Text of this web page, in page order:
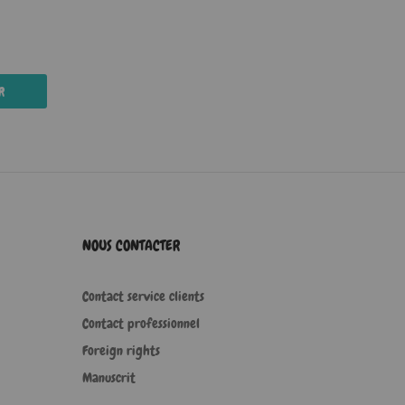
NOUS CONTACTER
Contact service clients
Contact professionnel
Foreign rights
Manuscrit